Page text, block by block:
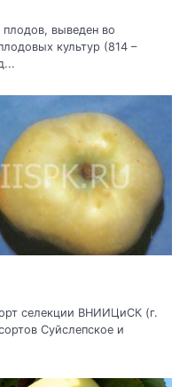
плодов, выведен во
культур (814 –
селекции ВНИИЦиСК (г.
Суйслепское и